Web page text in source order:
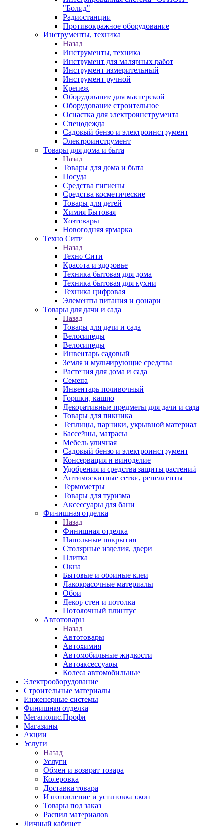
"Болид"
Радиостанции
Противокражное оборудование
Инструменты, техника
Назад
Инструменты, техника
Инструмент для малярных работ
Инструмент измерительный
Инструмент ручной
Крепеж
Оборудование для мастерской
Оборудование строительное
Оснастка для электроинструмента
Спецодежда
Садовый бензо и электроинструмент
Электроинструмент
Товары для дома и быта
Назад
Товары для дома и быта
Посуда
Средства гигиены
Средства косметические
Товары для детей
Химия Бытовая
Хозтовары
Новогодняя ярмарка
Техно Сити
Назад
Техно Сити
Красота и здоровье
Техника бытовая для дома
Техника бытовая для кухни
Техника цифровая
Элементы питания и фонари
Товары для дачи и сада
Назад
Товары для дачи и сада
Велосипеды
Велосипеды
Инвентарь садовый
Земля и мульчирующие средства
Растения для дома и сада
Семена
Инвентарь поливочный
Горшки, кашпо
Декоративные предметы для дачи и сада
Товары для пикника
Теплицы, парники, укрывной материал
Бассейны, матрасы
Мебель уличная
Садовый бензо и электроинструмент
Консервация и виноделие
Удобрения и средства защиты растений
Антимоскитные сетки, репелленты
Термометры
Товары для туризма
Аксессуары для бани
Финишная отделка
Назад
Финишная отделка
Напольные покрытия
Столярные изделия, двери
Плитка
Окна
Бытовые и обойные клеи
Лакокрасочные материалы
Обои
Декор стен и потолка
Потолочный плинтус
Автотовары
Назад
Автотовары
Автохимия
Автомобильные жидкости
Автоаксессуары
Колеса автомобильные
Электрооборудование
Строительные материалы
Инженерные системы
Финишная отделка
Мегаполис.Профи
Магазины
Акции
Услуги
Назад
Услуги
Обмен и возврат товара
Колеровка
Доставка товара
Изготовление и установка окон
Товары под заказ
Распил материалов
Личный кабинет